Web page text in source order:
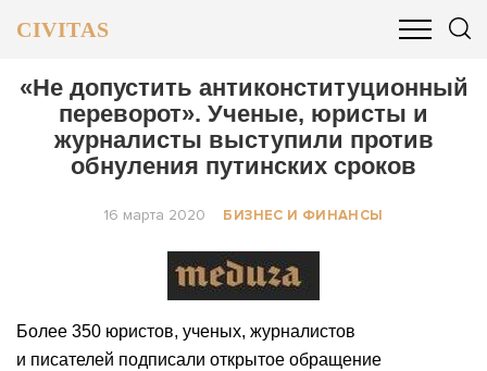
CIVITAS
ОБЩЕСТВО БИЗНЕС И ФИНАНСЫ
«Не допустить антиконституционный
переворот». Ученые, юристы и
журналисты выступили против
обнуления путинских сроков
16 марта 2020 БИЗНЕС И ФИНАНСЫ
Более 350 юристов, ученых, журналистов
и писателей подписали открытое обращение